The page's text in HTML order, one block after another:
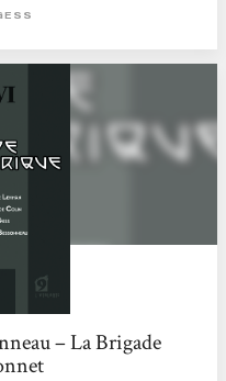
14-18, a transformé… Un univers
– La Brigade